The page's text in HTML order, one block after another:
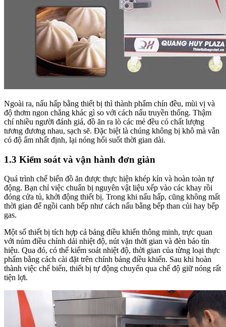
Ngoài ra, nấu hấp bằng thiết bị thì thành phẩm chín đều, mùi vị và
độ thơm ngon chẳng khác gì so với cách nấu truyền thống. Thậm
chí nhiều người đánh giá, đồ ăn ra lò các mẻ đều có chất lượng
tương đương nhau, sạch sẽ. Đặc biệt là chúng không bị khô mà vẫn
có độ ẩm nhất định, lại nóng hổi suốt thời gian dài.
1.3 Kiểm soát và vận hành đơn giản
Quá trình chế biến đồ ăn được thực hiện khép kín và hoàn toàn tự
động. Bạn chỉ việc chuẩn bị nguyên vật liệu xếp vào các khay rồi
đóng cửa tủ, khởi động thiết bị. Trong khi nấu hấp, cũng không mất
thời gian để ngồi canh bếp như cách nấu bằng bếp than củi hay bếp
gas.
Một số thiết bị tích hợp cả bảng điều khiển thông minh, trực quan
với núm điều chỉnh dải nhiệt độ, nút vặn thời gian và đèn báo tín
hiệu. Qua đó, có thể kiểm soát nhiệt độ, thời gian của từng loại thực
phẩm bằng cách cài đặt trên chính bảng điều khiển. Sau khi hoàn
thành việc chế biến, thiết bị tự động chuyển qua chế độ giữ nóng rất
tiện lợi.